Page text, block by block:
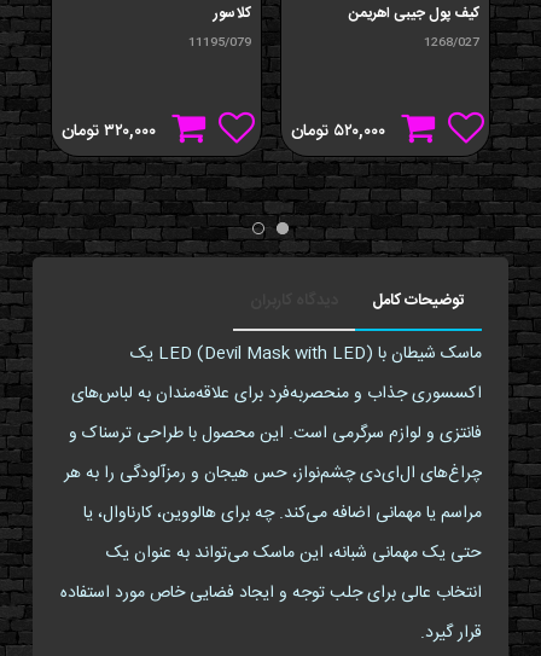
کیف پول جیبی اهریمن
1268/027
۵۲۰,۰۰۰ تومان
کلاسور
11195/079
۳۲۰,۰۰۰تومان
توضیحات کامل
ماسک شیطان با LED (Devil Mask with LED) یک
اکسسوری جذاب و منحصربه‌فرد برای علاقه‌مندان به لباس‌های
فانتزی و لوازم سرگرمی است. این محصول با طراحی ترسناک و
چراغ‌های ال‌ای‌دی چشم‌نواز، حس هیجان و رمزآلودگی را به هر
مراسم یا مهمانی اضافه می‌کند. چه برای هالووین، کارناوال، یا
حتی یک مهمانی شبانه، این ماسک می‌تواند به عنوان یک
انتخاب عالی برای جلب توجه و ایجاد فضایی خاص مورد استفاده
قرار گیرد.